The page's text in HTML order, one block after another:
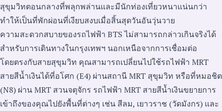
สุขุมวิทตอนกลางที่พลุกพล่านและมีนักท่องเที่ยวหนาแน่นกว่า
ทำให้เป็นที่พักผ่อนที่เงียบสงบเมื่อสิ้นสุดวันอันวุ่นวาย
ความสะดวกสบายของรถไฟฟ้า BTS ไม่สามารถกล่าวเกินจริงได้
สำหรับการเดินทางในกรุงเทพฯ นอกเหนือจากการเชื่อมต่อ
โดยตรงกับสายสุขุมวิท คุณสามารถเปลี่ยนไปใช้รถไฟฟ้า MRT
สายสีน้ำเงินได้ที่อโศก (E4) ผ่านสถานี MRT สุขุมวิท หรือที่หมอชิต
(N8) ผ่าน MRT สวนจตุจักร รถไฟฟ้า MRT สายสีน้ำเงินขยายการ
เข้าถึงของคุณไปยังพื้นที่ต่างๆ เช่น สีลม, เยาวราช (วัดมังกร) และ